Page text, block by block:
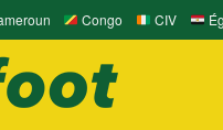
Congo CIV